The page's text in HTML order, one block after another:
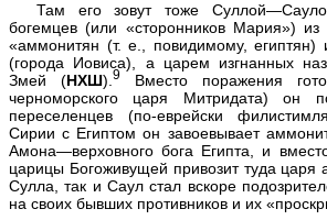
Там его зовут тоже
богемцев (или «сторонников Мария»)
«аммонитян (т. е., повидимому, египтян)
(города Иовиса), а царем изгнанных
Змей (НХШ). 9 Вместо поражения
черноморского царя Митридата) он
переселенцев (по-еврейски
Сирии с Египтом он завоевывает
Амона—верховного бога Египта, и
царицы Богоживущей привозит туда царя
Сулла, так и Саул стал вскоре
на своих бывших противников и их